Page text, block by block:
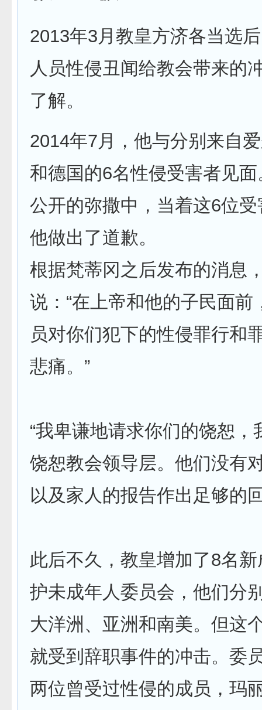
2013年3月教皇方济各当选
人员性侵丑闻给教会带来的
了解。
2014年7月，他与分别来自
和德国的6名性侵受害者见
公开的弥撒中，当着这6位
他做出了道歉。
根据梵蒂冈之后发布的消息
说：“在上帝和他的子民面前
员对你们犯下的性侵罪行和
悲痛。”
“我卑谦地请求你们的饶恕，
饶恕教会领导层。他们没有
以及家人的报告作出足够的
此后不久，教皇增加了8名
护未成年人委员会，他们分
大洋洲、亚洲和南美。但这
就受到辞职事件的冲击。委
两位曾受过性侵的成员，玛